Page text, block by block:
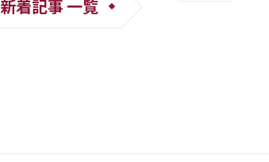
新着記事 一覧